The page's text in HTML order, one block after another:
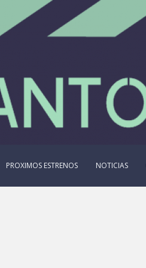
PROXIMOS ESTRENOS NOTICIAS